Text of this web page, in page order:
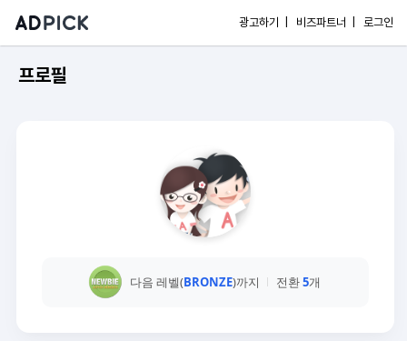
광고하기 | 비즈파트너 | 로그인
프로필
다음 레벨(BRONZE)까지 전환5개